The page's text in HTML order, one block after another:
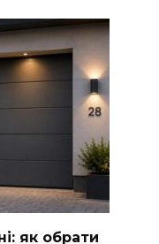
як обрати